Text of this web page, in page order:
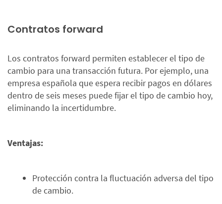
Contratos forward
Los contratos forward permiten establecer el tipo de
cambio para una transacción futura. Por ejemplo, una
empresa española que espera recibir pagos en dólares
dentro de seis meses puede fijar el tipo de cambio hoy,
eliminando la incertidumbre.
Ventajas:
Protección contra la fluctuación adversa del tipo
de cambio.